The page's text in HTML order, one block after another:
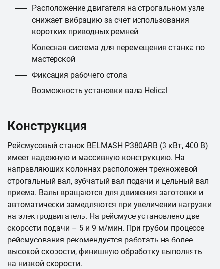
Расположение двигателя на строгальном узле
снижает вибрацию за счет использования
коротких приводных ремней
Колесная система для перемещения станка по
мастерской
Фиксация рабочего стола
Возможность установки вала Helical
Конструкция
Рейсмусовый станок BELMASH P380АRB (3 кВт, 400 В)
имеет надежную и массивную конструкцию. На
направляющих колоннах расположен трехножевой
строгальный вал, зубчатый вал подачи и цельный вал
приема. Валы вращаются для движения заготовки и
автоматически замедляются при увеличении нагрузки
на электродвигатель. На рейсмусе установлено две
скорости подачи – 5 и 9 м/мин. При грубом процессе
рейсмусования рекомендуется работать на более
высокой скорости, финишную обработку выполнять
на низкой скорости.